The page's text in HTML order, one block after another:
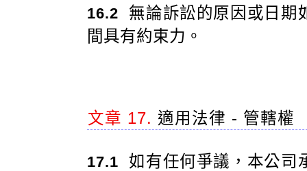
16.2 無論訴訟的原因或日期
間具有約束力。
文章 17. 適用法律 - 管轄權
17.1 如有任何爭議，本公司